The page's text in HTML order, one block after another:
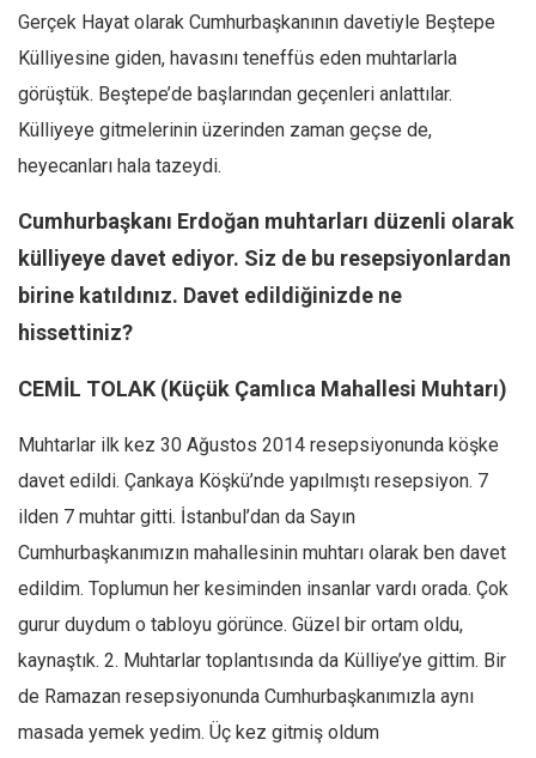
Kategoriler
Kültür Sanat
Kitap
Karisi kitap sualleri
7 soruda bu hafta
Ekonomi
Spor
Manzara
Hayat
Türkiye
Siyaset
Dünya
İslam Dünyası
Gerçek Hayat olarak Cumhurbaşkanının davetiyle Beştepe
Külliyesine giden, havasını teneffüs eden muhtarlarla
görüştük. Beştepe’de başlarından geçenleri anlattılar.
Külliyeye gitmelerinin üzerinden zaman geçse de,
heyecanları hala tazeydi.
Cumhurbaşkanı Erdoğan muhtarları düzenli olarak
külliyeye davet ediyor. Siz de bu resepsiyonlardan
birine katıldınız. Davet edildiğinizde ne
hissettiniz?
CEMİL TOLAK (Küçük Çamlıca Mahallesi Muhtarı)
Muhtarlar ilk kez 30 Ağustos 2014 resepsiyonunda köşke
davet edildi. Çankaya Köşkü’nde yapılmıştı resepsiyon. 7
ilden 7 muhtar gitti. İstanbul’dan da Sayın
Cumhurbaşkanımızın mahallesinin muhtarı olarak ben davet
edildim. Toplumun her kesiminden insanlar vardı orada. Çok
gurur duydum o tabloyu görünce. Güzel bir ortam oldu,
kaynaştık. 2. Muhtarlar toplantısında da Külliye’ye gittim. Bir
de Ramazan resepsiyonunda Cumhurbaşkanımızla aynı
masada yemek yedim. Üç kez gitmiş oldum